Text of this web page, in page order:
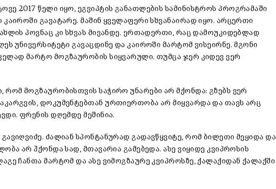
2017 წელი იყო, ეგვიპტის განათლების სამინისტროს პროგრამაში
კაიროში გავატარე. მაშინ ყველაფერი სხვანაირად იყო. არცერთი
პოვნაც კი სხვას მივანდე. ერთადერთი, რაც დამოუკიდებლად
უნივერსიტეტი გავაცდინე და კაიროში მარტომ ვისეირნე. მგონი
მარტო მოგზაურობის სიყვარული. თუმცა ჯერ კიდევ ვერ
რომ მოგზაურობისთვის საჭირო უნარები არ მქონდა: გზებს ვერ
დოკუმენტებთან ურთიერთობა არ მიყვარდა და თავს არც
ფრენის დღემდე მეშინია.
ძალიან სპონტანურად გადავწყვიტე, რომ ბილეთი მეყიდა და
არ ჰქონდა სად, მთავარია გამებედა. ასე ვიყიდე კვიპროსის
ჩანთა მარტომ და ასე ვიმოგზაურე კვიპროსზე, ქალაქიდან ქალაქში